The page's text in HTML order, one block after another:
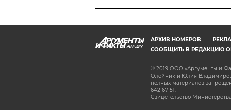
AIF.BY
АРХИВ НОМЕРОВ
СООБЩИТЬ В РЕДАКЦИЮ
© 2019 ООО «Аргументы и
Олейник и Юлия
полных материалов
642 67 51.
Свидетельство